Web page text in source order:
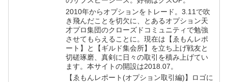
2010年からオプションをトレード。3.11で吹
き飛んだことを切欠に、とあるオプション天
才プロ集団のクローズドコミュニティで勉強
させてもらえることに。現在は【ゑもんレポ
ート】と【ギルド集会所】を立ち上げ戦友と
切磋琢磨、真剣に日々の取引を積み上げてい
ます。本サイトの開設は2018.07。
【ゑもんレポート(オプション取引編)】ロゴに